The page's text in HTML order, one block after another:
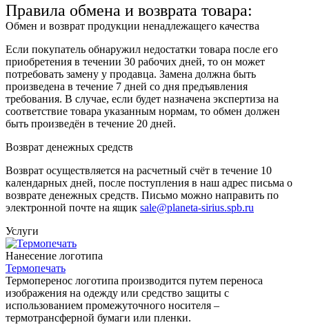
Правила обмена и возврата товара:
Обмен и возврат продукции ненадлежащего качества
Если покупатель обнаружил недостатки товара после его
приобретения в течении 30 рабочих дней, то он может
потребовать замену у продавца. Замена должна быть
произведена в течение 7 дней со дня предъявления
требования. В случае, если будет назначена экспертиза на
соответствие товара указанным нормам, то обмен должен
быть произведён в течение 20 дней.
Возврат денежных средств
Возврат осуществляется на расчетный счёт в течение 10
календарных дней, после поступления в наш адрес письма о
возврате денежных средств. Письмо можно направить по
электронной почте на ящик sale@planeta-sirius.spb.ru
Услуги
Нанесение логотипа
Термопечать
Термоперенос логотипа производится путем переноса
изображения на одежду или средство защиты с
использованием промежуточного носителя –
термотрансферной бумаги или пленки.